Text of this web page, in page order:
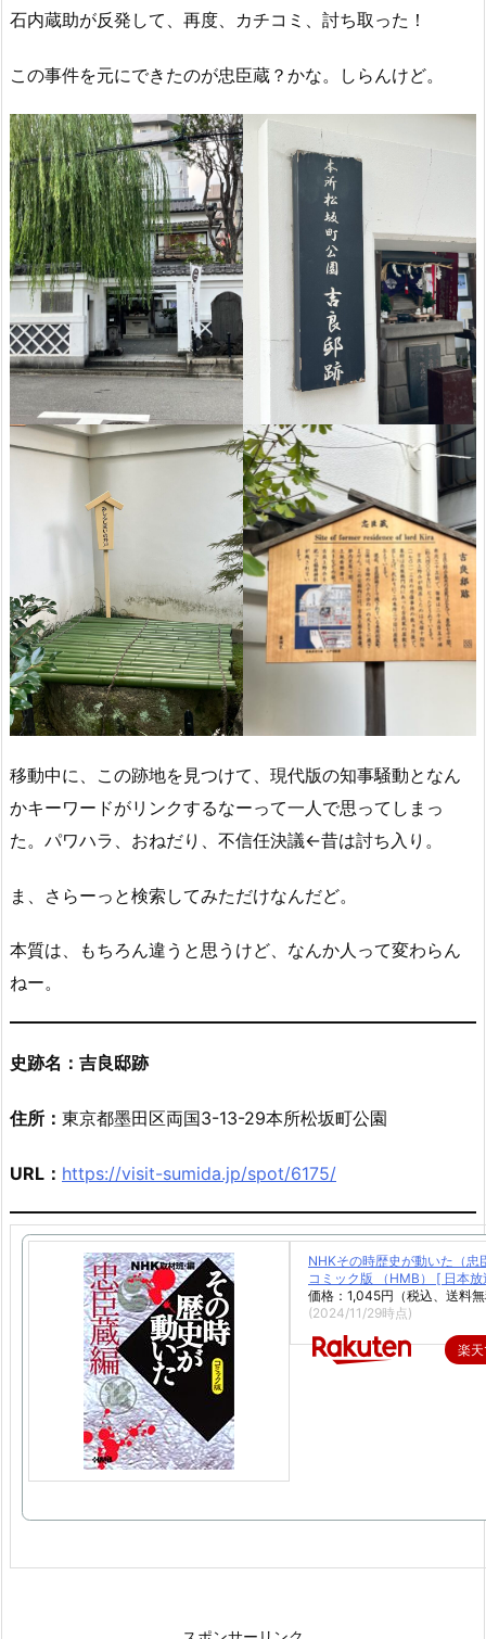
石内蔵助が反発して、再度、カチコミ、討ち取った！
この事件を元にできたのが忠臣蔵？かな。しらんけど。
移動中に、この跡地を見つけて、現代版の知事騒動となん
かキーワードがリンクするなーって一人で思ってしまっ
た。パワハラ、おねだり、不信任決議←昔は討ち入り。
ま、さらーっと検索してみただけなんだど。
本質は、もちろん違うと思うけど、なんか人って変わらん
ねー。
史跡名：吉良邸跡
住所： 東京都墨田区両国3-13-29本所松坂町公園
URL： https://visit-sumida.jp/spot/6175/
NHKその時歴史が動いた（忠
コミック版 （HMB） [ 日本
価格：1,045円（税込、送料
(2024/11/29時点)
楽